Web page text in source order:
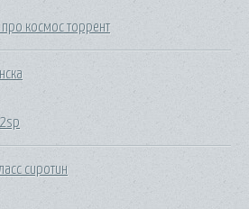
космос торрент
сиротин